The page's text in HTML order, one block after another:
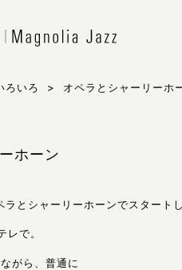
ろいろ > オペラとシャーリーホ
ホーン
とシャーリーホーンでスタートし
レで。
がら、普通に